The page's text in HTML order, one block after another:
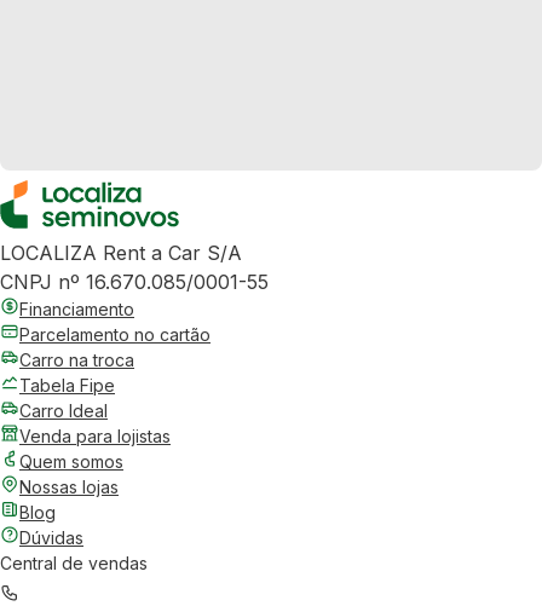
LOCALIZA Rent a Car S/A
CNPJ nº 16.670.085/0001-55
Financiamento
Parcelamento no cartão
Carro na troca
Tabela Fipe
Carro Ideal
Venda para lojistas
Quem somos
Nossas lojas
Blog
Dúvidas
Central de vendas